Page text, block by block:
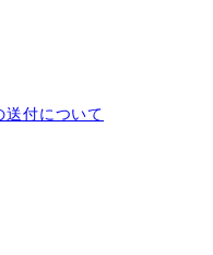
送付について